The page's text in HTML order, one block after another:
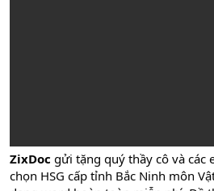
ZixDoc gửi tặng quý thầy cô và các
chọn HSG cấp tỉnh Bắc Ninh môn